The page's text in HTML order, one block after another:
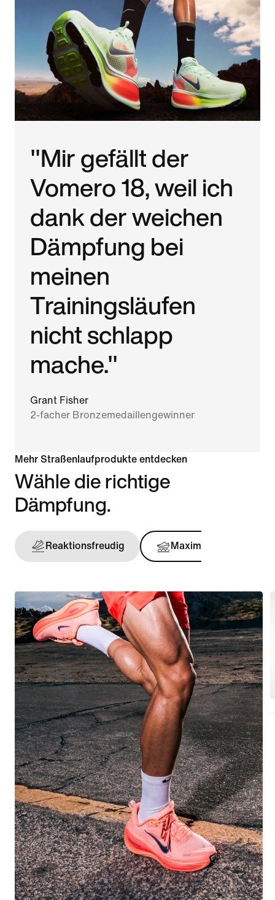
"Mir gefällt der
Vomero 18, weil ich
dank der weichen
Dämpfung bei
meinen
Trainingsläufen
nicht schlapp
mache."
Grant Fisher
2-facher Bronzemedaillengewinner
Mehr Straßenlaufprodukte entdecken
Wähle die richtige
Dämpfung.
Reaktionsfreudig Maximal